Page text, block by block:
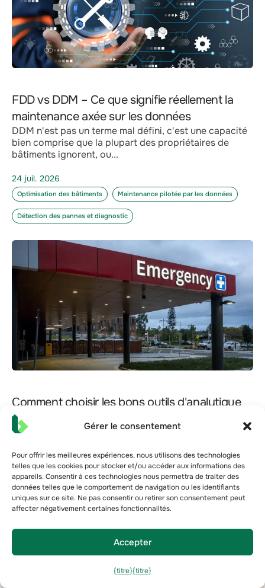
Gérer le consentement
Pour offrir les meilleures expériences, nous utilisons des technologies
telles que les cookies pour stocker et/ou accéder aux informations des
appareils. Consentir à ces technologies nous permettra de traiter des
données telles que le comportement de navigation ou les identifiants
uniques sur ce site. Ne pas consentir ou retirer son consentement peut
affecter négativement certaines fonctionnalités.
Accepter
{titre}{titre}
FDD vs DDM – Ce que signifie réellement la
maintenance axée sur les données
DDM n'est pas un terme mal défini, c'est une capacité
bien comprise que la plupart des propriétaires de
bâtiments ignorent, ou...
24 juil. 2026
Optimisation des bâtiments Maintenance pilotée par les données
Détection des pannes et diagnostic
Comment choisir les bons outils d'analytique
d'immeubles pour les hôpitaux
Les hôpitaux fonctionnent avec des systèmes de
présentent un risque réel en cas de défaillance. Ce
guide explique pourquoi la construction...
21 juil. 2026
Optimisation des bâtiments L'énergie Actualités générales